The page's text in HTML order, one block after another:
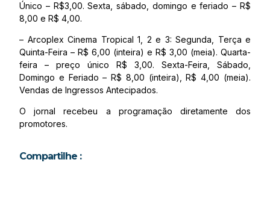
Único – R$3,00. Sexta, sábado, domingo e feriado – R$
8,00 e R$ 4,00.
– Arcoplex Cinema Tropical 1, 2 e 3: Segunda, Terça e
Quinta-Feira – R$ 6,00 (inteira) e R$ 3,00 (meia). Quarta-
feira – preço único R$ 3,00. Sexta-Feira, Sábado,
Domingo e Feriado – R$ 8,00 (inteira), R$ 4,00 (meia).
Vendas de Ingressos Antecipados.
O jornal recebeu a programação diretamente dos
promotores.
Compartilhe :